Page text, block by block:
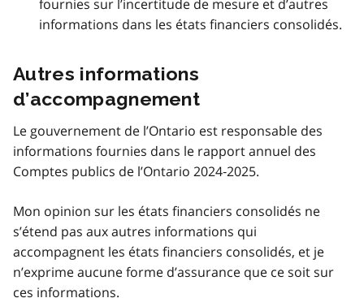
fournies sur l’incertitude de mesure et d’autres
informations dans les états financiers consolidés.
Autres informations
d’accompagnement
Le gouvernement de l’Ontario est responsable des
informations fournies dans le rapport annuel des
Comptes publics de l’Ontario 2024‑2025.
Mon opinion sur les états financiers consolidés ne
s’étend pas aux autres informations qui
accompagnent les états financiers consolidés, et je
n’exprime aucune forme d’assurance que ce soit sur
ces informations.